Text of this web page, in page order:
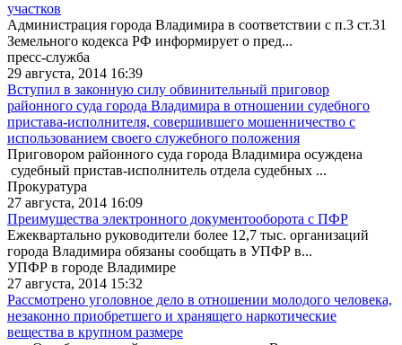
участков
Администрация города Владимира в соответствии с п.3 ст.31
Земельного кодекса РФ информирует о пред...
пресс-служба
29 августа, 2014 16:39
Вступил в законную силу обвинительный приговор
районного суда города Владимира в отношении судебного
пристава-исполнителя, совершившего мошенничество с
использованием своего служебного положения
Приговором районного суда города Владимира осуждена
судебный пристав-исполнитель отдела судебных ...
Прокуратура
27 августа, 2014 16:09
Преимущества электронного документооборота с ПФР
Ежеквартально руководители более 12,7 тыс. организаций
города Владимира обязаны сообщать в УПФР в...
УПФР в городе Владимире
27 августа, 2014 15:32
Рассмотрено уголовное дело в отношении молодого человека,
незаконно приобретшего и хранящего наркотические
вещества в крупном размере